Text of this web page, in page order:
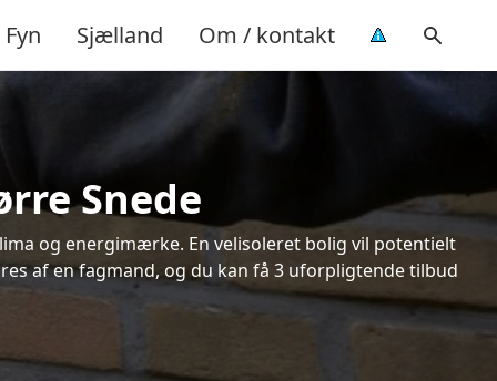
Fyn Sjælland Om / kontakt
Snede
og energimærke. En velisoleret bolig vil potentielt
af en fagmand, og du kan få 3 uforpligtende tilbud